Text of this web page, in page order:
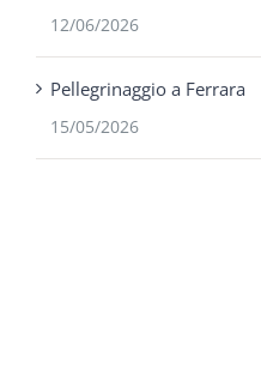
12/06/2026
Pellegrinaggio a Ferrara
15/05/2026